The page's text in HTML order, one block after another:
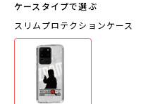
ケースタイプで選ぶ
スリムプロテクションケース